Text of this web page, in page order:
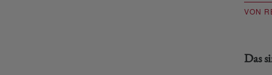
VON
Das